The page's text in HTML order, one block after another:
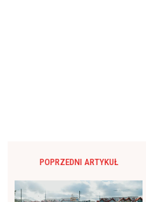
POPRZEDNI ARTYKUŁ